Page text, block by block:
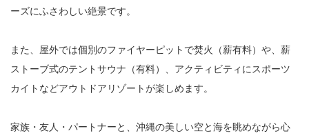
ーズにふさわしい絶景です。
また、屋外では個別のファイヤーピットで焚火（薪有料）や、薪
ストーブ式のテントサウナ（有料）、アクティビティにスポーツ
カイトなどアウトドアリゾートが楽しめます。
家族・友人・パートナーと、沖縄の美しい空と海を眺めながら心